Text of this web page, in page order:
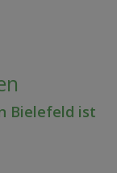
Bielefeld ist